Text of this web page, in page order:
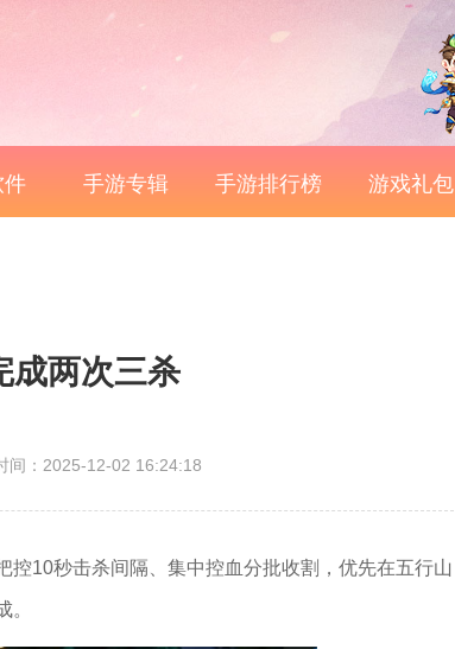
件 手游专辑 手游排行榜 游戏礼包
成两次三杀
间：2025-12-02 16:24:18
10秒击杀间隔、集中控血分批收割，优先在五行山
。